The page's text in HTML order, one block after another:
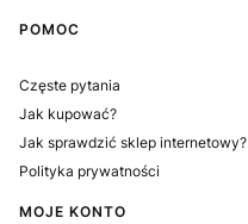
POMOC
Częste pytania
Jak kupować?
Jak sprawdzić sklep internetowy?
Polityka prywatności
MOJE KONTO